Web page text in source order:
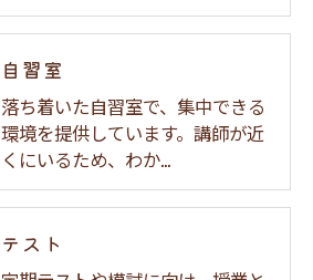
自習室
落ち着いた自習室で、集中できる
環境を提供しています。講師が近
くにいるため、わか…
テスト